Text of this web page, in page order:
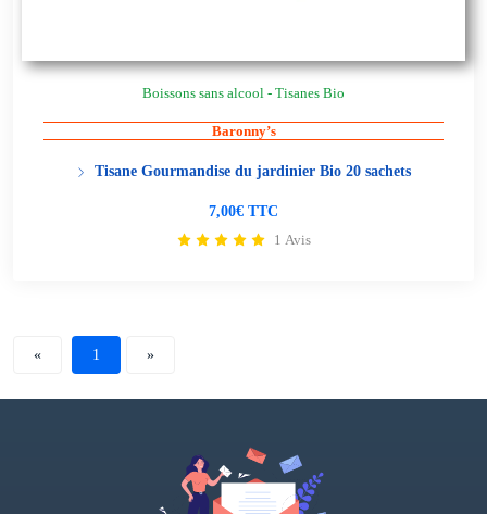
Boissons sans alcool - Tisanes Bio
Baronny’s
Tisane Gourmandise du jardinier Bio 20 sachets
7,00€ TTC
1 Avis
« 1 »